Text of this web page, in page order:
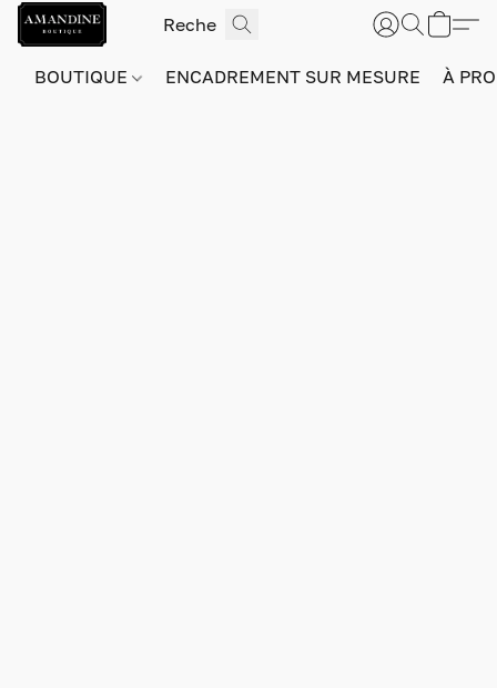
BOUTIQUE ENCADREMENT SUR MESURE À